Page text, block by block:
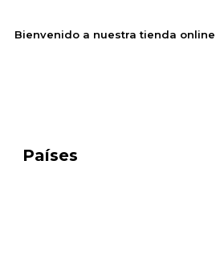
Bienvenido a nuestra tienda online
Países